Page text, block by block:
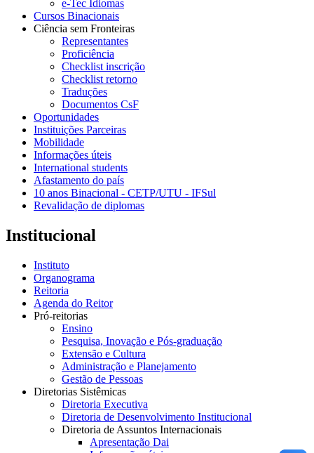
e-Tec Idiomas
Cursos Binacionais
Ciência sem Fronteiras
Representantes
Proficiência
Checklist inscrição
Checklist retorno
Traduções
Documentos CsF
Oportunidades
Instituições Parceiras
Mobilidade
Informações úteis
International students
Afastamento do país
10 anos Binacional - CETP/UTU - IFSul
Revalidação de diplomas
Institucional
Instituto
Organograma
Reitoria
Agenda do Reitor
Pró-reitorias
Ensino
Pesquisa, Inovação e Pós-graduação
Extensão e Cultura
Administração e Planejamento
Gestão de Pessoas
Diretorias Sistêmicas
Diretoria Executiva
Diretoria de Desenvolvimento Institucional
Diretoria de Assuntos Internacionais
Apresentação Dai